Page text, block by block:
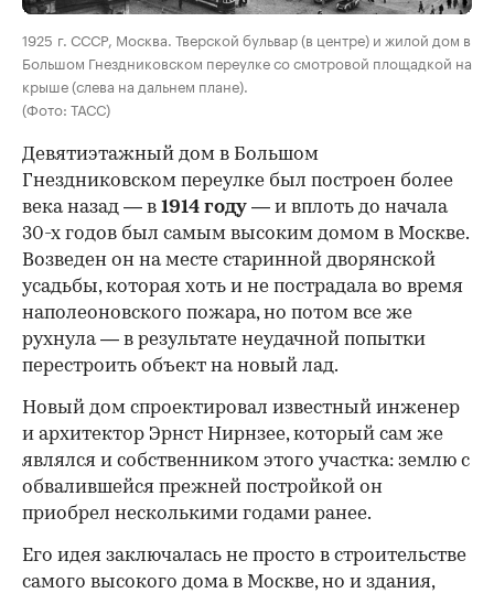
1925 г. СССР, Москва. Тверской бульвар (в центре) и жилой дом в
Большом Гнездниковском переулке со смотровой площадкой на
крыше (слева на дальнем плане).
(Фото: ТАСС)
Девятиэтажный дом в Большом
Гнездниковском переулке был построен более
века назад — в 1914 году — и вплоть до начала
30-х годов был самым высоким домом в Москве.
Возведен он на месте старинной дворянской
усадьбы, которая хоть и не пострадала во время
наполеоновского пожара, но потом все же
рухнула — в результате неудачной попытки
перестроить объект на новый лад.
Новый дом спроектировал известный инженер
и архитектор Эрнст Нирнзее, который сам же
являлся и собственником этого участка: землю с
обвалившейся прежней постройкой он
приобрел несколькими годами ранее.
Его идея заключалась не просто в строительстве
самого высокого дома в Москве, но и здания,